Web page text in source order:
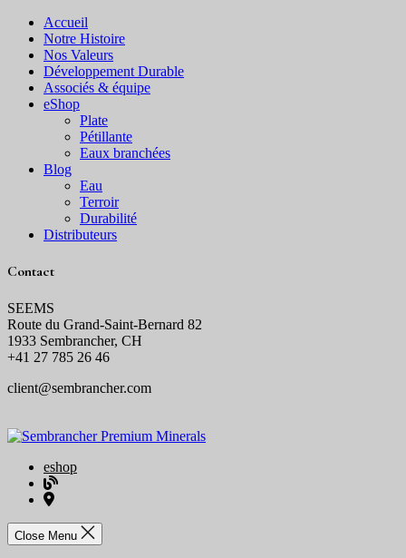
Accueil
Notre Histoire
Nos Valeurs
Développement Durable
Associés & équipe
eShop
Plate
Pétillante
Eaux branchées
Blog
Eau
Terroir
Durabilité
Distributeurs
Contact
SEEMS
Route du Grand-Saint-Bernard 82
1933 Sembrancher, CH
+41 27 785 26 46
client@sembrancher.com
eshop
blog
distributeurs
Close Menu